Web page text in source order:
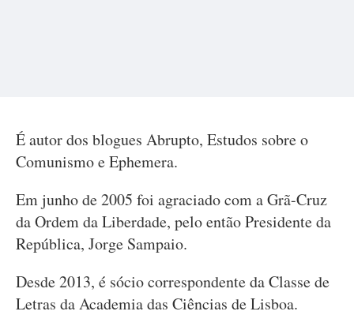
É autor dos blogues Abrupto, Estudos sobre o
Comunismo e Ephemera.
Em junho de 2005 foi agraciado com a Grã-Cruz
da Ordem da Liberdade, pelo então Presidente da
República, Jorge Sampaio.
Desde 2013, é sócio correspondente da Classe de
Letras da Academia das Ciências de Lisboa.